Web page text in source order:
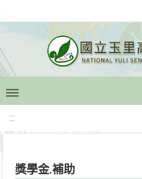
:::
獎學金.補助